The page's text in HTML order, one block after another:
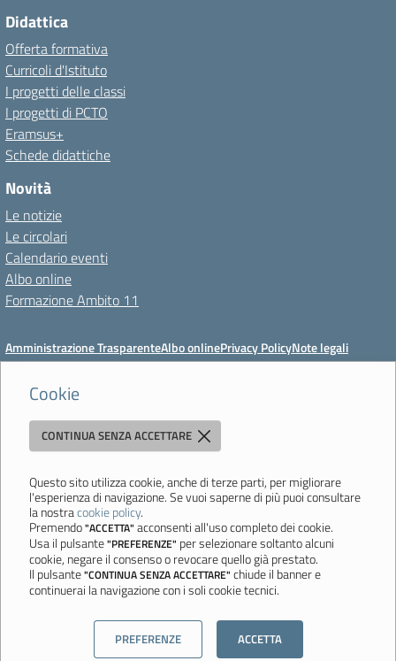
Cookie
CONTINUA SENZA ACCETTARE
Questo sito utilizza cookie, anche di terze parti, per migliorare
l'esperienza di navigazione. Se vuoi saperne di più puoi consultare
la nostracookie policy.
Premendo"ACCETTA" acconsenti all'uso completo dei cookie.
Usa il pulsante"PREFERENZE" per selezionare soltanto alcuni
cookie, negare il consenso o revocare quello già prestato.
Il pulsante"CONTINUA SENZA ACCETTARE" chiude il banner e
continuerai la navigazione con i soli cookie tecnici.
PREFERENZE ACCETTA
Didattica
Offerta formativa
Curricoli d'Istituto
I progetti delle classi
I progetti di PCTO
Eramsus+
Schede didattiche
Novità
Le notizie
Le circolari
Calendario eventi
Albo online
Formazione Ambito 11
Amministrazione TrasparenteAlbo onlinePrivacy PolicyNote legali
Meccanismo di feedbackDichiarazioni di accessibilitàPreferenze cookie
Istituto di Istruzione Superiore 'Primo Levi'
764354 - Email:mois00200c@istruzione.it- PEC:
mois00200c@pec.istruzione.it
Codice meccanografico: mois00200c - C.F. 94058180368
Ultimo aggiornamento: Lunedì, 3 Agosto 2026 ore 12:05